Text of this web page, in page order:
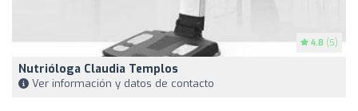
4.8 (5)
Nutrióloga Claudia Templos
Ver información y datos de contacto